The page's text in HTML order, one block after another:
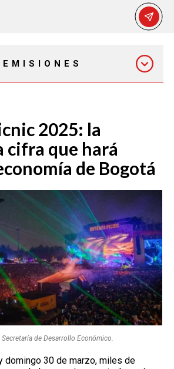
EMISIONES
EMISIÓN 12:30 PM
EMISIÓN 7:00 PM
11:30 PM
2025: la
cifra que hará
de Bogotá
de Desarrollo Económico.
domingo 30 de marzo, miles de